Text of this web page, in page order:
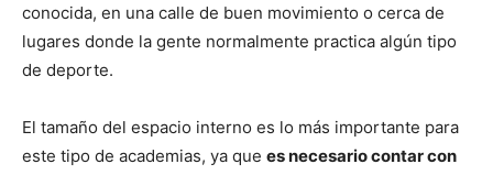
conocida, en una calle de buen movimiento o cerca de
lugares donde la gente normalmente practica algún tipo
de deporte.
El tamaño del espacio interno es lo más importante para
este tipo de academias, ya que es necesario contar con